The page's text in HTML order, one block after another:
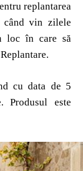
replantarea
când vin zilele
loc în care să
cu data de 5
Produsul este